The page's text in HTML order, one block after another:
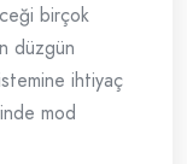
birçok
düzgün
ihtiyaç
mod